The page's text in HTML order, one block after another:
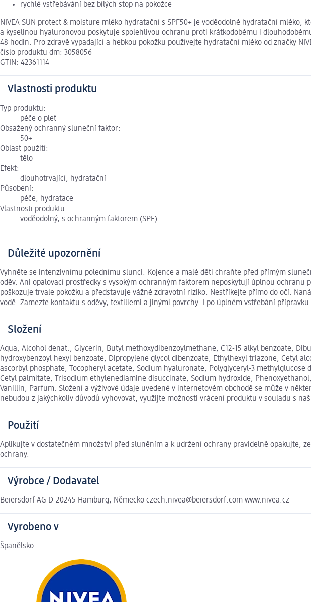
rychlé vstřebávání bez bílých stop na pokožce
NIVEA SUN protect & moisture mléko hydratační s SPF50+ je voděodolné hydratační
a kyselinou hyaluronovou poskytuje spolehlivou ochranu proti krátkodobému i
48 hodin. Pro zdravě vypadající a hebkou pokožku používejte hydratační mléko od značky
číslo produktu dm: 3058056
GTIN: 42361114
Vlastnosti produktu
Typ produktu:
péče o pleť
Obsažený ochranný sluneční faktor:
50+
Oblast použití:
tělo
Efekt:
dlouhotrvající, hydratační
Působení:
péče, hydratace
Vlastnosti produktu:
voděodolný, s ochranným faktorem (SPF)
Důležité upozornění
Vyhněte se intenzivnímu polednímu slunci. Kojence a malé děti chraňte před přímým
oděv. Ani opalovací prostředky s vysokým ochranným faktorem neposkytují úplnou
poškozuje trvale pokožku a představuje vážné zdravotní riziko. Nestříkejte přímo do očí.
vodě. Zamezte kontaktu s oděvy, textiliemi a jinými povrchy. I po úplném vstřebání
Složení
Aqua, Alcohol denat., Glycerin, Butyl methoxydibenzoylmethane, C12-15 alkyl benzoate,
hydroxybenzoyl hexyl benzoate, Dipropylene glycol dibenzoate, Ethylhexyl triazone, Cetyl
ascorbyl phosphate, Tocopheryl acetate, Sodium hyaluronate, Polyglyceryl-3
Cetyl palmitate, Trisodium ethylenediamine disuccinate, Sodium hydroxide,
Vanillin, Parfum. Složení a výživové údaje uvedené v internetovém obchodě se může v
nebudou z jakýchkoliv důvodů vyhovovat, využijte možnosti vrácení produktu v souladu s
Použití
Aplikujte v dostatečném množství před sluněním a k udržení ochrany pravidelně opakujte,
ochrany.
Výrobce / Dodavatel
Beiersdorf AG D-20245 Hamburg, Německo czech.nivea@beiersdorf.com www.nivea.cz
Vyrobeno v
Španělsko